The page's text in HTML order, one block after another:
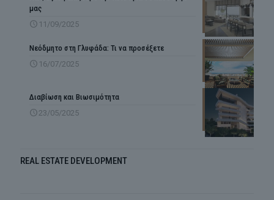
μας
11/09/2025
Νεόδμητο στη Γλυφάδα: Τι να προσέξετε
16/07/2025
Διαβίωση και Βιωσιμότητα
23/05/2025
REAL ESTATE DEVELOPMENT